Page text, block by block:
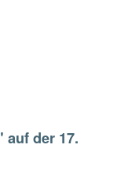
auf der 17.